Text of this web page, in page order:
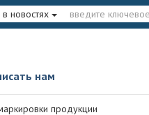
в новостях
нам
продукции